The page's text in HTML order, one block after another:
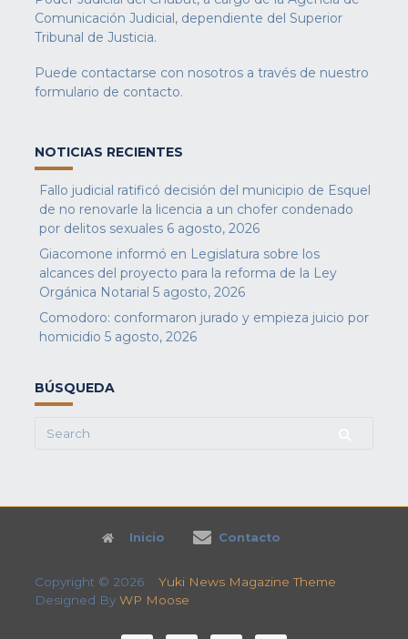
Comunicación Judicial, dependiente del Superior
Tribunal de Justicia.
Puede contactarse con nosotros a través de nuestro
formulario de contacto.
NOTICIAS RECIENTES
Fallo judicial ratificó decisión del municipio de Esquel
de no renovarle la licencia a un chofer condenado
por delitos sexuales 6 agosto, 2026
Giacomone informó en Legislatura sobre los
alcances del proyecto para la reforma de la Ley
Orgánica Notarial 5 agosto, 2026
Comodoro: conformaron jurado y empieza juicio por
homicidio 5 agosto, 2026
BÚSQUEDA
Search
Inicio Contacto
Copyright © 2026 Yuki News Magazine Theme
Designed By WP Moose